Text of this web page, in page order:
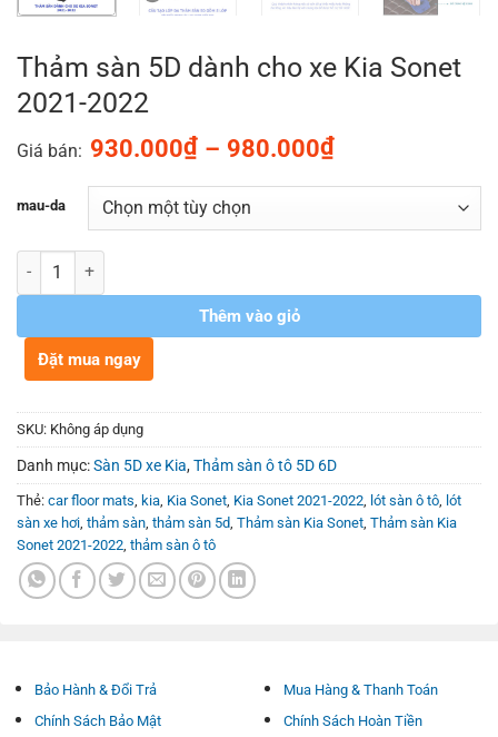
Thảm sàn 5D dành cho xe Kia Sonet
2021-2022
Giá bán: 930.000₫ – 980.000₫Khoảng
từ
mau-da
Số lượng
Thêm vào giỏ
Đặt mua ngay
SKU: Không áp dụng
Danh mục:Sàn 5D xe Kia,Thảm sàn ô tô 5D 6D
Thẻ: car floor mats, kia, Kia Sonet, Kia Sonet 2021-2022, lót sàn ô tô, lót
sàn xe hơi, thảm sàn, thảm sàn 5d, Thảm sàn Kia Sonet, Thảm sàn Kia
Sonet 2021-2022, thảm sàn ô tô
Bảo Hành & Đổi Trả
Chính Sách Bảo Mật
Mua Hàng & Thanh Toán
Chính Sách Hoàn Tiền